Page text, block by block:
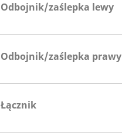
Odbojnik/zaślepka lewy
Odbojnik/zaślepka prawy
Łącznik